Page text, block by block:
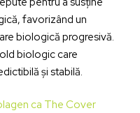
favorizând un
biologică progresivă.
biologic care
și stabilă.
ca The Cover